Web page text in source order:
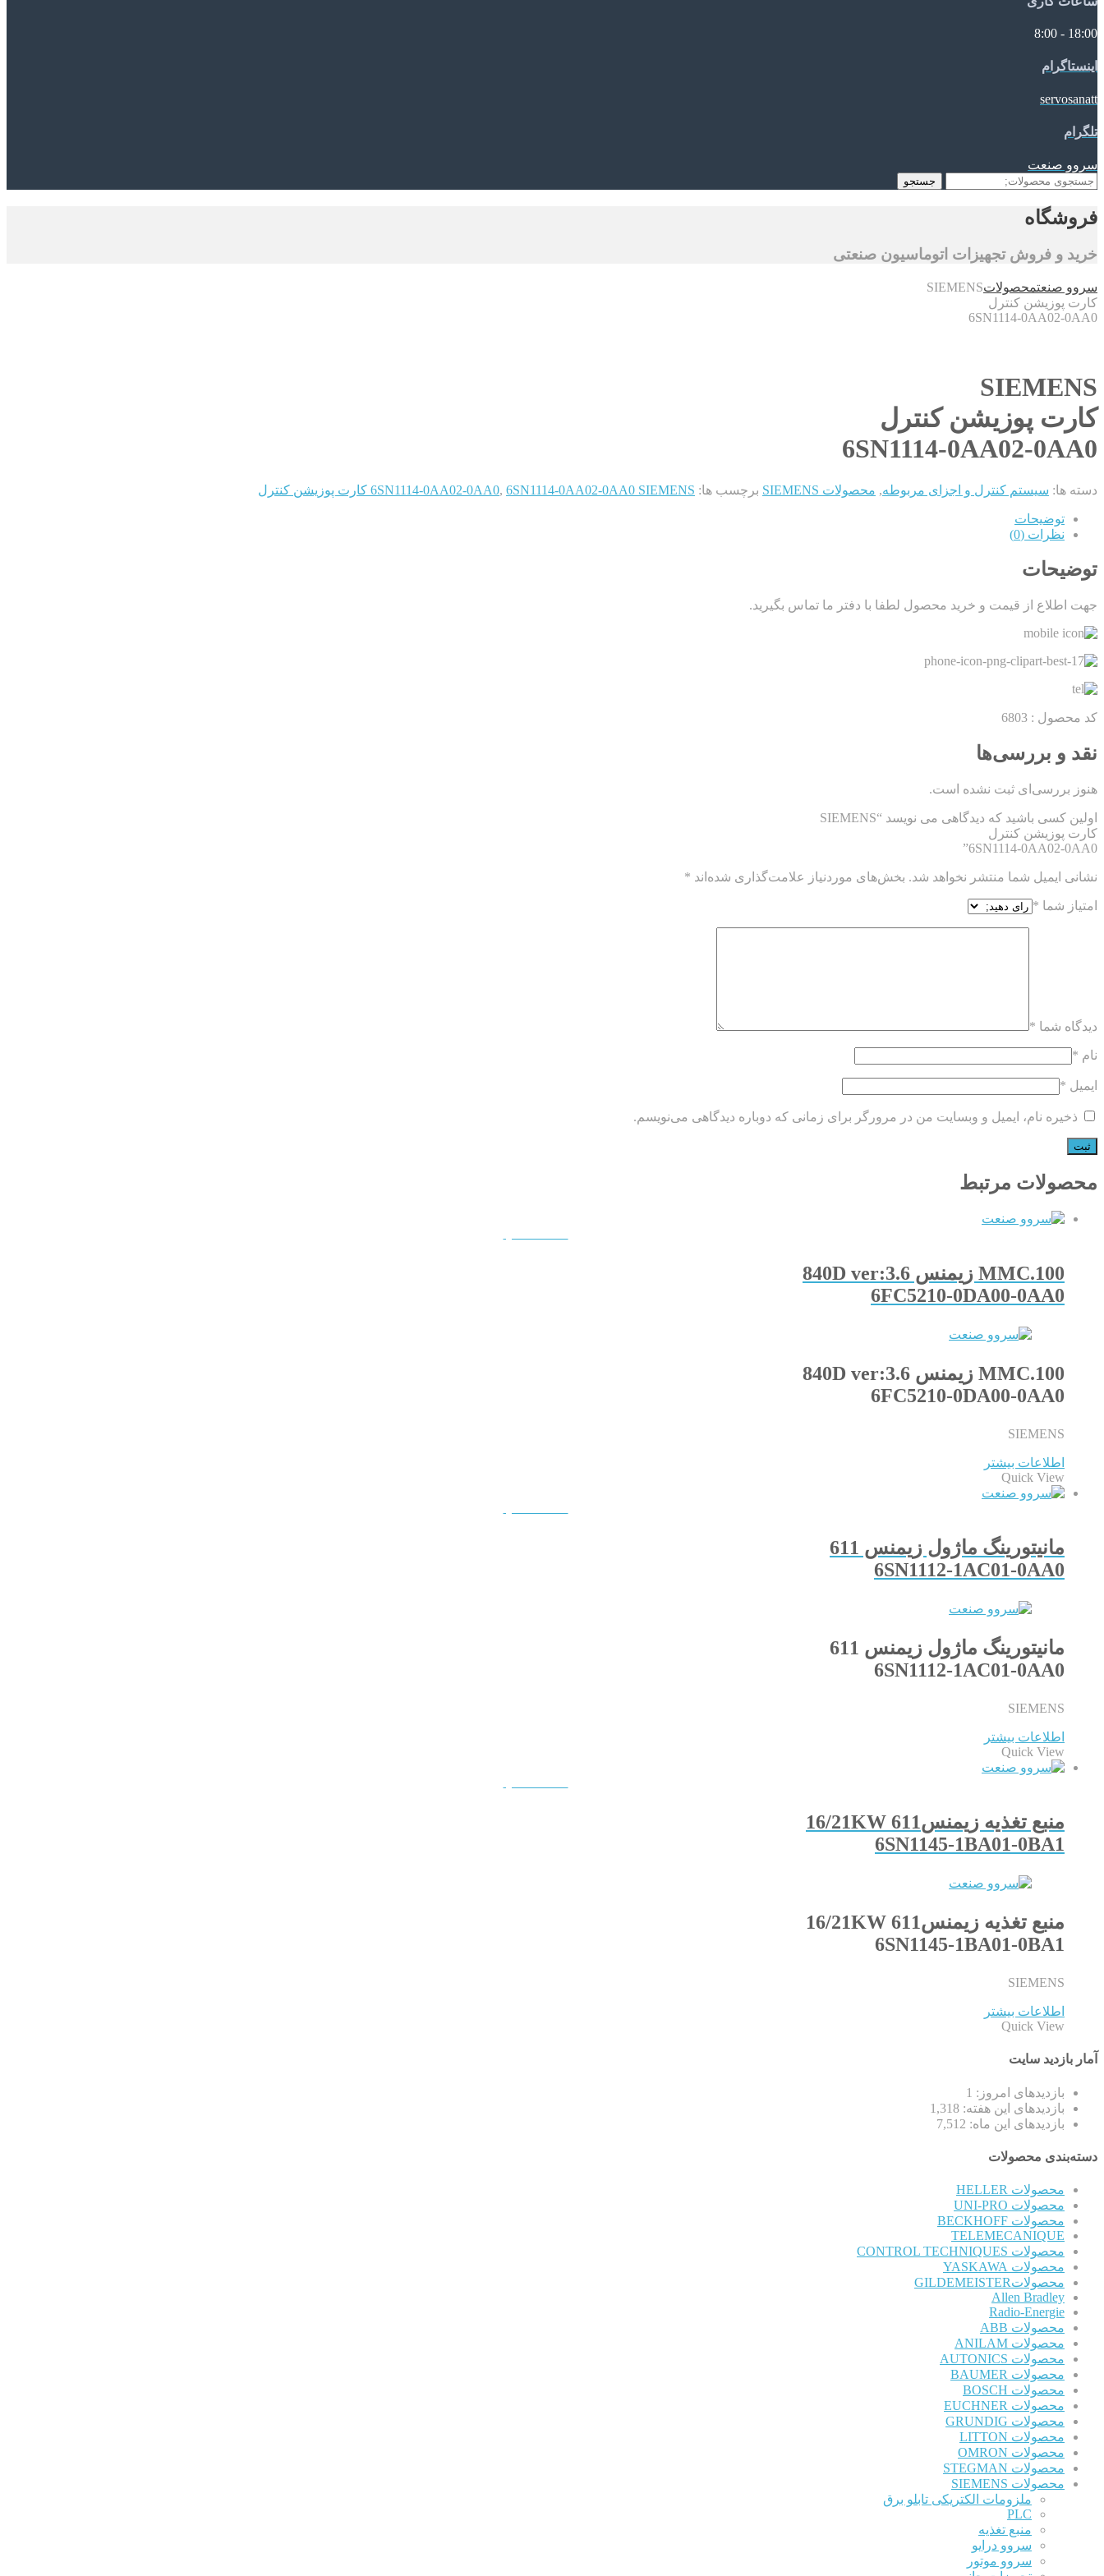
18:00 - 8:00
اینستاگرام
servosanatt
تلگرام
سروو صنعت
جستجو
جستجو
فروشگاه
خرید و فروش تجهیزات اتوماسیون صنعتی
سروو صنعتمحصولاتSIEMENS
کارت پوزیشن کنترل
6SN1114-0AA02-0AA0
SIEMENS
کارت پوزیشن کنترل
6SN1114-0AA02-0AA0
دسته ها: سیستم کنترل و اجزای مربوطه, محصولات SIEMENS برچسب ها: 6SN1114-0AA02-0AA0, 6SN1114-0AA02-0AA0 SIEMENS کارت پوزیشن کنترل
توضیحات
نظرات (0)
توضیحات
جهت اطلاع از قیمت و خرید محصول لطفا با دفتر ما تماس بگیرید.
کد محصول : 6803
نقد و بررسی‌ها
هنوز بررسی‌ای ثبت نشده است.
اولین کسی باشید که دیدگاهی می نویسد “SIEMENS
کارت پوزیشن کنترل
6SN1114-0AA02-0AA0”
نشانی ایمیل شما منتشر نخواهد شد. بخش‌های موردنیاز علامت‌گذاری شده‌اند *
امتیاز شما *
دیدگاه شما *
نام *
ایمیل *
ذخیره نام، ایمیل و وبسایت من در مرورگر برای زمانی که دوباره دیدگاهی می‌نویسم.
محصولات مرتبط
100.MMC زیمنس 840D ver:3.6
6FC5210-0DA00-0AA0
100.MMC زیمنس 840D ver:3.6
6FC5210-0DA00-0AA0
SIEMENS
اطلاعات بیشتر
Quick View
مانیتورینگ ماژول زیمنس 611
6SN1112-1AC01-0AA0
مانیتورینگ ماژول زیمنس 611
6SN1112-1AC01-0AA0
SIEMENS
اطلاعات بیشتر
Quick View
منبع تغذیه زیمنس611 16/21KW
6SN1145-1BA01-0BA1
منبع تغذیه زیمنس611 16/21KW
6SN1145-1BA01-0BA1
SIEMENS
اطلاعات بیشتر
Quick View
آمار بازدید سایت
بازدیدهای امروز: 1
بازدیدهای این هفته: 1,318
بازدیدهای این ماه: 7,512
دسته‌بندی محصولات
محصولات HELLER
محصولات UNI-PRO
محصولات BECKHOFF
TELEMECANIQUE
محصولات CONTROL TECHNIQUES
محصولات YASKAWA
محصولاتGILDEMEISTER
Allen Bradley
Radio-Energie
محصولات ABB
محصولات ANILAM
محصولات AUTONICS
محصولات BAUMER
محصولات BOSCH
محصولات EUCHNER
محصولات GRUNDIG
محصولات LITTON
محصولات OMRON
محصولات STEGMAN
محصولات SIEMENS
ملزومات الکتریکی تابلو برق
PLC
منبع تغذیه
سروو درایو
سروو موتور